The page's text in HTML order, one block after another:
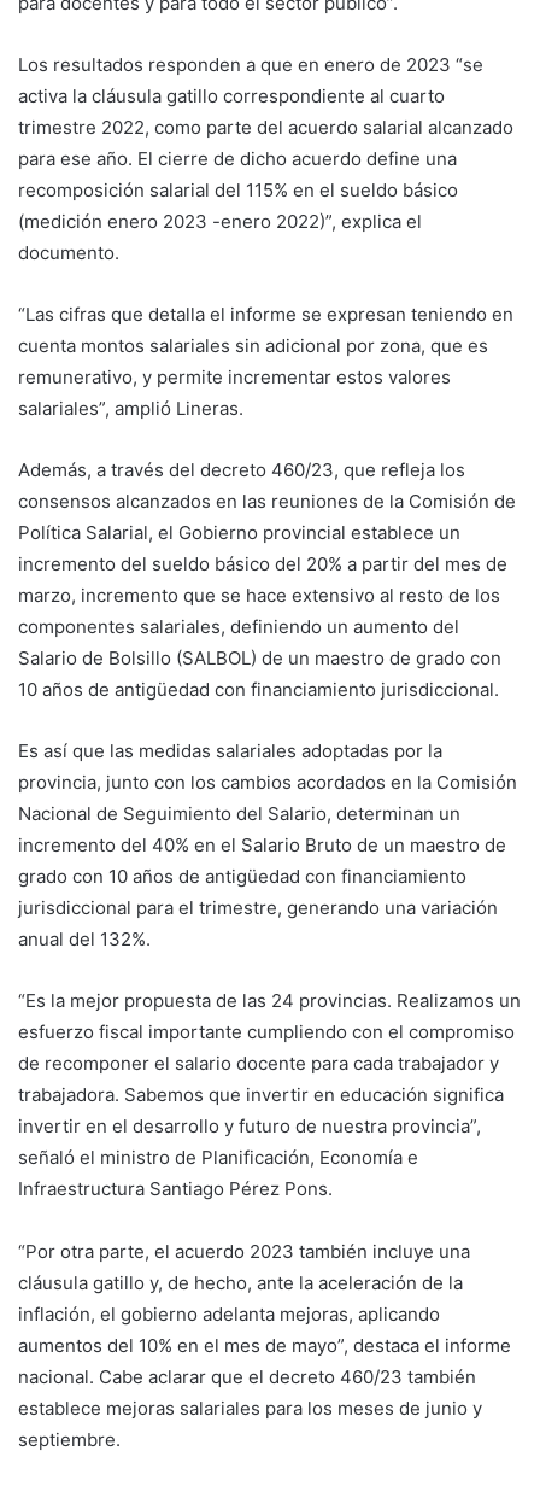
Los resultados responden a que en enero de 2023 “se
activa la cláusula gatillo correspondiente al cuarto
trimestre 2022, como parte del acuerdo salarial alcanzado
para ese año. El cierre de dicho acuerdo define una
recomposición salarial del 115% en el sueldo básico
(medición enero 2023 -enero 2022)”, explica el
documento.
“Las cifras que detalla el informe se expresan teniendo en
cuenta montos salariales sin adicional por zona, que es
remunerativo, y permite incrementar estos valores
salariales”, amplió Lineras.
Además, a través del decreto 460/23, que refleja los
consensos alcanzados en las reuniones de la Comisión de
Política Salarial, el Gobierno provincial establece un
incremento del sueldo básico del 20% a partir del mes de
marzo, incremento que se hace extensivo al resto de los
componentes salariales, definiendo un aumento del
Salario de Bolsillo (SALBOL) de un maestro de grado con
10 años de antigüedad con financiamiento jurisdiccional.
Es así que las medidas salariales adoptadas por la
provincia, junto con los cambios acordados en la Comisión
Nacional de Seguimiento del Salario, determinan un
incremento del 40% en el Salario Bruto de un maestro de
grado con 10 años de antigüedad con financiamiento
jurisdiccional para el trimestre, generando una variación
anual del 132%.
“Es la mejor propuesta de las 24 provincias. Realizamos un
esfuerzo fiscal importante cumpliendo con el compromiso
de recomponer el salario docente para cada trabajador y
trabajadora. Sabemos que invertir en educación significa
invertir en el desarrollo y futuro de nuestra provincia”,
señaló el ministro de Planificación, Economía e
Infraestructura Santiago Pérez Pons.
“Por otra parte, el acuerdo 2023 también incluye una
cláusula gatillo y, de hecho, ante la aceleración de la
inflación, el gobierno adelanta mejoras, aplicando
aumentos del 10% en el mes de mayo”, destaca el informe
nacional. Cabe aclarar que el decreto 460/23 también
establece mejoras salariales para los meses de junio y
septiembre.